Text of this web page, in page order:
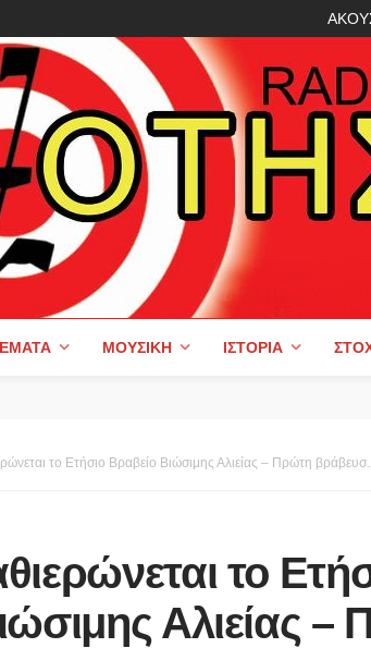
ΜΟΥΣΙΚΉ ΙΣΤΟΡΊΑ
το Ετήσιο Βραβείο Βιώσιμης Αλιείας – Πρώτη βράβευση στο «Αμοργόραμα»
το
Αλιείας –